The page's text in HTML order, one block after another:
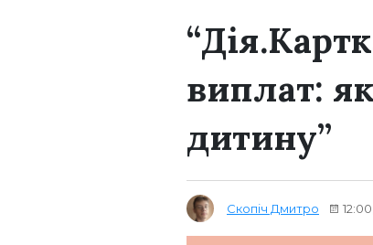
виплат:
дитину”
Скопіч Дмитро